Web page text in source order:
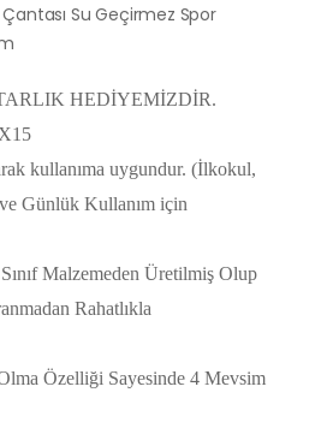
Su Geçirmez Spor
HEDİYEMİZDİR.
kullanıma uygundur. (İlkokul,
Günlük Kullanım için
Malzemeden Üretilmiş Olup
Rahatlıkla
Özelliği Sayesinde 4 Mevsim